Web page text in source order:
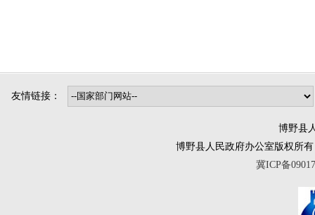
友情链接：
博野县
博野县人民政府办公室版权所有
冀ICP备